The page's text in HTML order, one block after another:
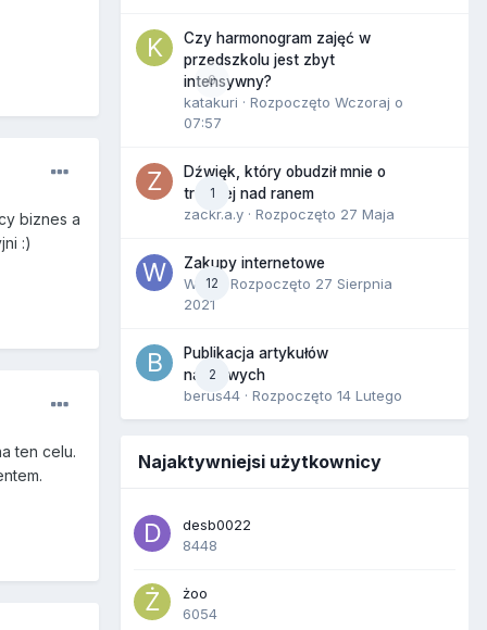
biznes a
:)
ten celu.
0
Czy harmonogram zajęć w
przedszkolu jest zbyt
intensywny?
katakuri · Rozpoczęto Wczoraj o
07:57
1
Dźwięk, który obudził mnie o
trzeciej nad ranem
zackr.a.y · Rozpoczęto 27 Maja
12
Zakupy internetowe
Wula · Rozpoczęto 27 Sierpnia
2021
2
Publikacja artykułów
naukowych
berus44 · Rozpoczęto 14 Lutego
Najaktywniejsi użytkownicy
desb0022
8448
żoo
6054